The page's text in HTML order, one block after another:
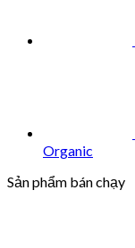
Organic
Sản phẩm bán chạy